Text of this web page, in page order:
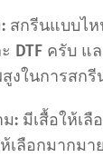
สกรีนแบบไห
DTF ครับ แ
งในการสกรี
ม: มีเสื้อให้เลื
เลือกมากม